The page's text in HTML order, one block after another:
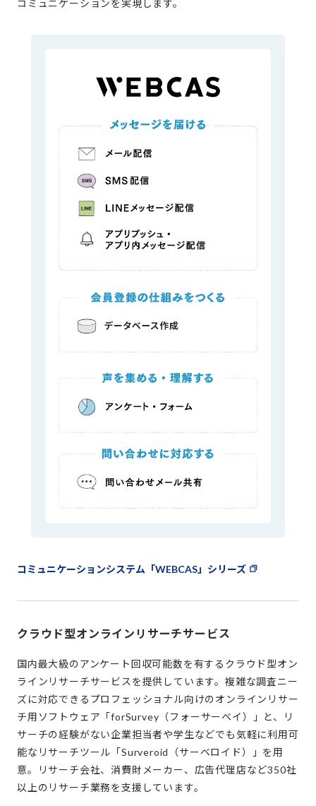
コミュニケーションを実現します。
コミュニケーションシステム「WEBCAS」シリーズ
クラウド型オンラインリサーチサービス
国内最大級のアンケート回収可能数を有するクラウド型オン
ラインリサーチサービスを提供しています。複雑な調査ニー
ズに対応できるプロフェッショナル向けのオンラインリサー
チ用ソフトウェア「forSurvey（フォーサーベイ）」と、リ
サーチの経験がない企業担当者や学生などでも気軽に利用可
能なリサーチツール「Surveroid（サーベロイド）」を用
意。リサーチ会社、消費財メーカー、広告代理店など350社
以上のリサーチ業務を支援しています。